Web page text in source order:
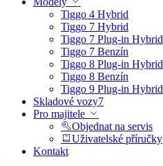
Tiggo 4 Hybrid
Tiggo 7 Hybrid
Tiggo 7 Plug-in Hybrid
Tiggo 7 Benzín
Tiggo 8 Plug-in Hybrid
Tiggo 8 Benzín
Tiggo 9 Plug-in Hybrid
Skladové vozy7
Pro majitele
Objednat na servis
Uživatelské příručky
Kontakt